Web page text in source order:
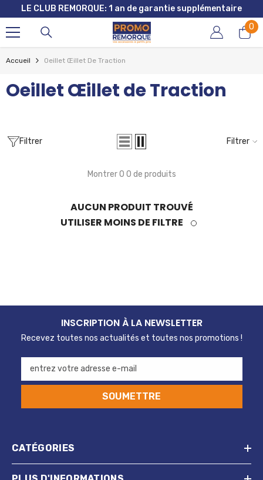
ALLER AU CONTENU
LE CLUB REMORQUE: 1 an de garantie supplémentaire
0
0
Accueil Oeillet Œillet De Traction
AJOUTER AU PANIER
Oeillet Œillet de Traction
Filtrer Filtrer
Montrer 0 0 de produits
AUCUN PRODUIT TROUVÉ
UTILISER MOINS DE FILTRE
INSCRIPTION À LA NEWSLETTER
Recevez toutes nos actualités et toutes nos promotions !
entrez votre adresse e-mail
SOUMETTRE
CATÉGORIES